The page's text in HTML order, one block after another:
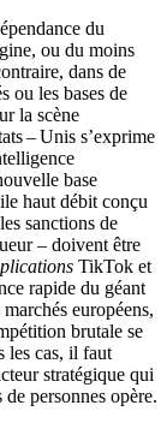
du
ou du moins
dans de
ou les bases de
la scène
–Unis s’exprime
base
haut débit conçu
sanctions de
– doivent être
TikTok et
rapide du géant
européens,
brutale se
les cas, il faut
stratégique qui
personnes opère.